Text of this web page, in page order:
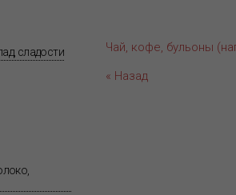
сладости
Чай, кофе, бульоны
« Назад